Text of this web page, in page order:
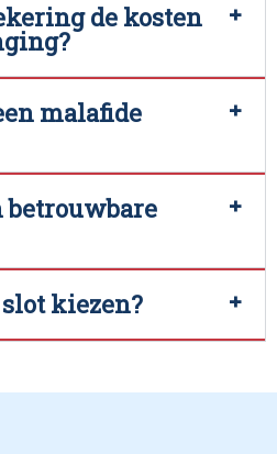
de kosten
malafide
betrouwbare
kiezen?